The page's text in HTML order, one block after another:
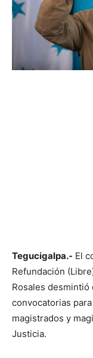
Tegucigalpa.- El
Refundación
Rosales desmintió
convocatorias
magistrados y
Justicia.